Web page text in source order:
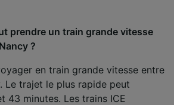
prendre un train grande vitesse
?
en train grande vitesse entre
Le trajet le plus rapide peut
43 minutes. Les trains ICE